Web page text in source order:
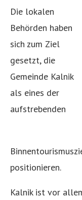
Die lokalen
Behörden haben
sich zum Ziel
gesetzt, die
Gemeinde Kalnik
als eines der
aufstrebenden
positionieren.
Kalnik ist vor